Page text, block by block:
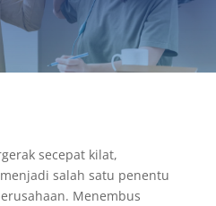
secepat kilat,
salah satu penentu
Menembus